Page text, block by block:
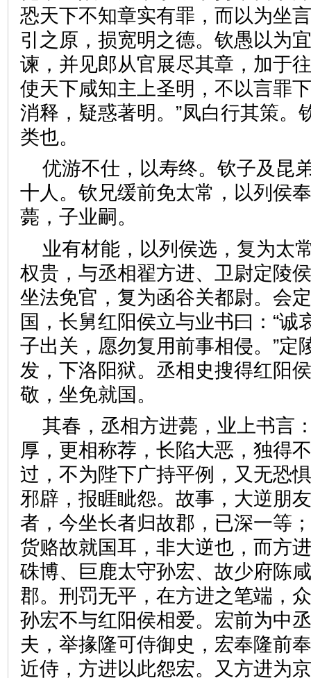
恐天下不知章实有罪，而以为坐
引之原，损宽明之德。钦愚以为
谏，并见郎从官展尽其章，加于
使天下咸知主上圣明，不以言罪
消释，疑惑著明。”凤白行其策。
类也。
优游不仕，以寿终。钦子及昆
十人。钦兄缓前免太常，以列侯
薨，子业嗣。
业有材能，以列侯选，复为太
权贵，与丞相翟方进、卫尉定陵
坐法免官，复为函谷关都尉。会
国，长舅红阳侯立与业书曰：“诚
子出关，愿勿复用前事相侵。”定
发，下洛阳狱。丞相史搜得红阳
敬，坐免就国。
其春，丞相方进薨，业上书言
厚，更相称荐，长陷大恶，独得
过，不为陛下广持平例，又无恐
邪辟，报睚眦怨。故事，大逆朋
者，今坐长者归故郡，已深一等
货赂故就国耳，非大逆也，而方
硃博、巨鹿太守孙宏、故少府陈
郡。刑罚无平，在方进之笔端，
孙宏不与红阳侯相爱。宏前为中
夫，举掾隆可侍御史，宏奉隆前
近侍，方进以此怨宏。又方进为